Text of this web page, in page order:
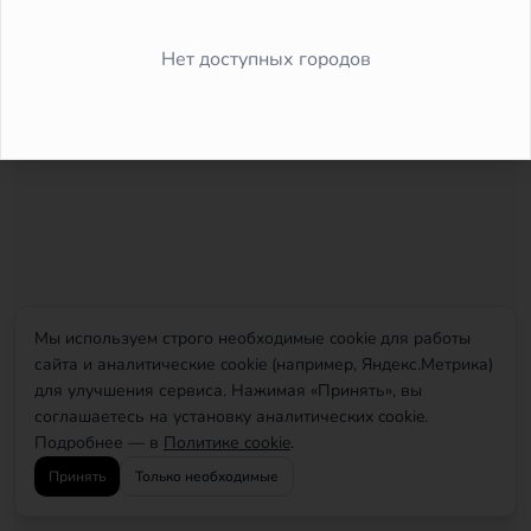
Мы используем строго необходимые cookie для работы
сайта и аналитические cookie (например, Яндекс.Метрика)
для улучшения сервиса. Нажимая «Принять», вы
соглашаетесь на установку аналитических cookie.
Подробнее — в Политике cookie.
Принять Только необходимые
Нет доступных городов